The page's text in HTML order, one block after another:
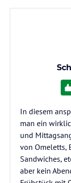
In diesem
man ein
und
von Omeletts,
Sandwiches,
aber kein